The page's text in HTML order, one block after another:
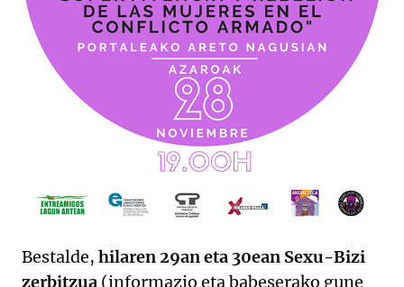
Bestalde, hilaren 29an eta 30ean Sexu-Bizi
zerbitzua (informazio eta babeserako gune